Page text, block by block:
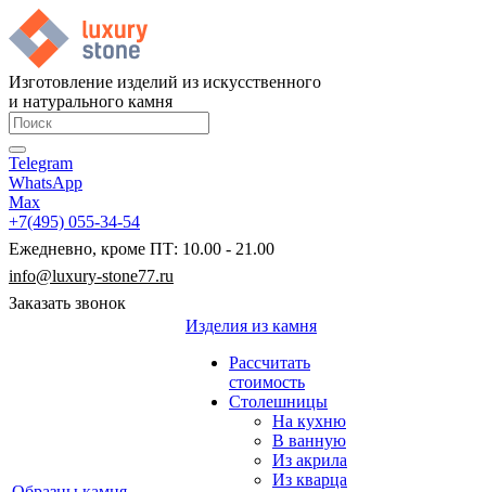
Изготовление изделий из искусственного
и натурального камня
Telegram
WhatsApp
Max
+7(495) 055-34-54
Ежедневно, кроме ПТ: 10.00 - 21.00
info@luxury-stone77.ru
Заказать звонок
Изделия из камня
Рассчитать
стоимость
Столешницы
На кухню
В ванную
Из акрила
Из кварца